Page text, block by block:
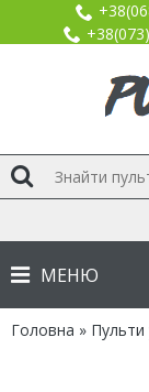
МЕНЮ
Головна » Пульти